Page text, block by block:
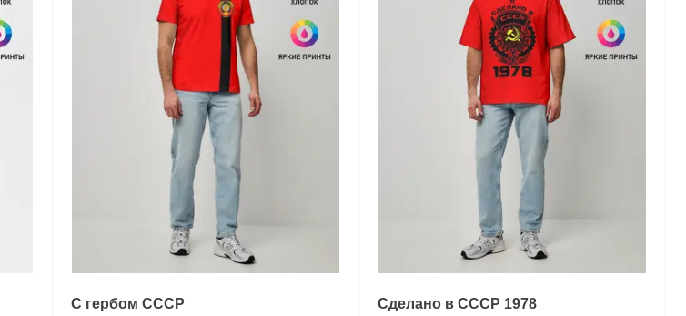
С гербом СССР Сделано в СССР 1978